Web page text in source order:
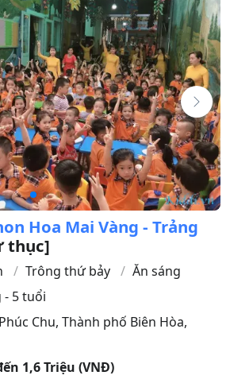
Hoa Mai Vàng - Trảng
thục]
Trông thứ bảy
Ăn sáng
- 5 tuổi
Chu, Thành phố Biên Hòa,
1,6 Triệu (VNĐ)